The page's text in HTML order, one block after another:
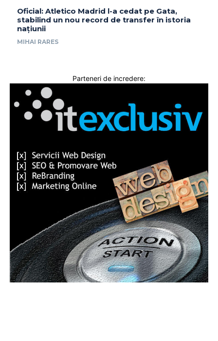
Oficial: Atletico Madrid l-a cedat pe Gata,
stabilind un nou record de transfer în istoria
națiunii
MIHAI RARES
Parteneri de incredere: